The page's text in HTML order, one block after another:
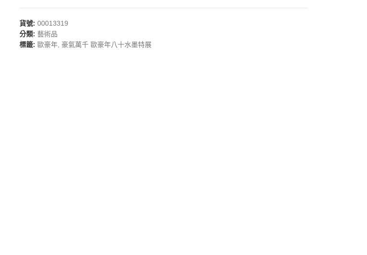
貨號: 00013319
分類: 藝術品
標籤: 歐豪年, 豪氣萬千 歐豪年八十水墨特展